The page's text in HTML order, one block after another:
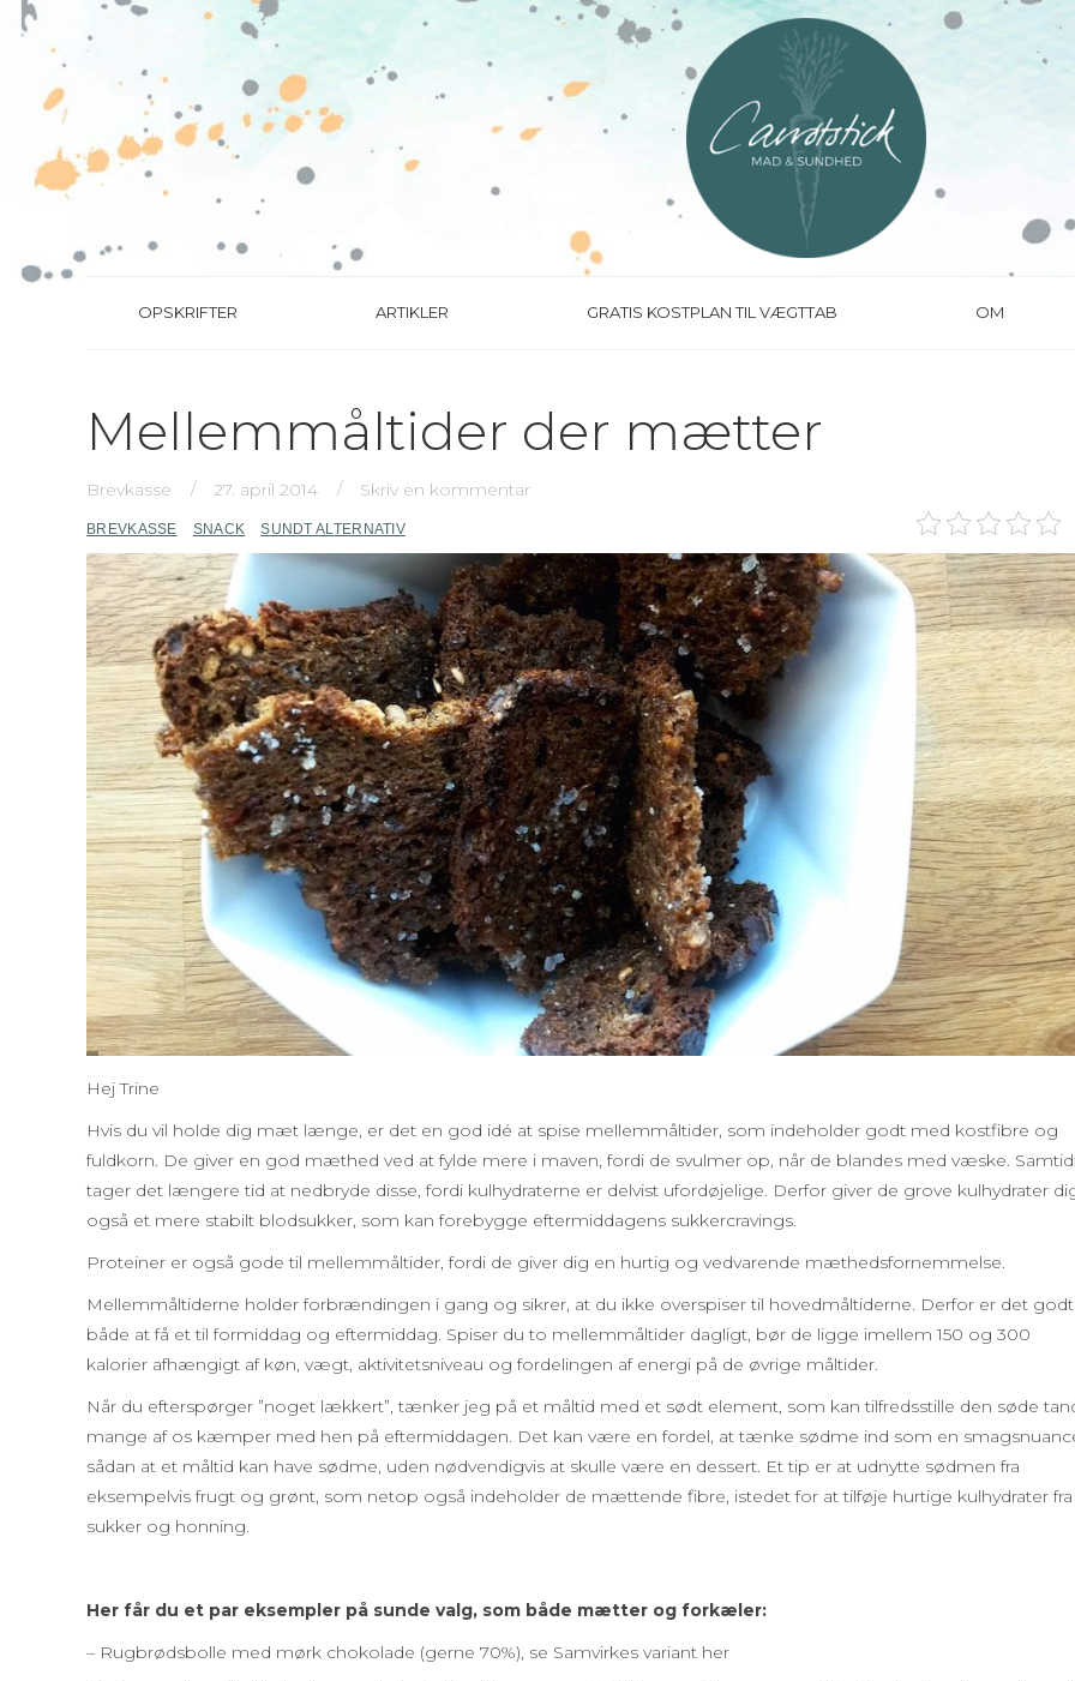
OPSKRIFTER ARTIKLER GRATIS KOSTPLAN TIL VÆGTTAB OM
Mellemmåltider der mætter
Brevkasse 27. april 2014 Skriv en kommentar
BREVKASSE SNACK SUNDT ALTERNATIV
Hej Trine
Hvis du vil holde dig mæt længe, er det en god idé at spise mellemmåltider, som indeholder godt med kostfibre og
fuldkorn. De giver en god mæthed ved at fylde mere i maven, fordi de svulmer op, når de blandes med væske.
tager det længere tid at nedbryde disse, fordi kulhydraterne er delvist ufordøjelige. Derfor giver de grove kulhydrater
også et mere stabilt blodsukker, som kan forebygge eftermiddagens sukkercravings.
Proteiner er også gode til mellemmåltider, fordi de giver dig en hurtig og vedvarende mæthedsfornemmelse.
Mellemmåltiderne holder forbrændingen i gang og sikrer, at du ikke overspiser til hovedmåltiderne. Derfor er det godt
både at få et til formiddag og eftermiddag. Spiser du to mellemmåltider dagligt, bør de ligge imellem 150 og 300
kalorier afhængigt af køn, vægt, aktivitetsniveau og fordelingen af energi på de øvrige måltider.
Når du efterspørger ”noget lækkert”, tænker jeg på et måltid med et sødt element, som kan tilfredsstille den søde
mange af os kæmper med hen på eftermiddagen. Det kan være en fordel, at tænke sødme ind som en
sådan at et måltid kan have sødme, uden nødvendigvis at skulle være en dessert. Et tip er at udnytte sødmen fra
eksempelvis frugt og grønt, som netop også indeholder de mættende fibre, istedet for at tilføje hurtige kulhydrater fra
sukker og honning.
Her får du et par eksempler på sunde valg, som både mætter og forkæler:
– Rugbrødsbolle med mørk chokolade (gerne 70%), se Samvirkes variant her